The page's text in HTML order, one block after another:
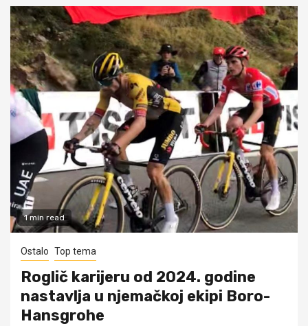
1 min read
Ostalo Top tema
Roglič karijeru od 2024. godine
nastavlja u njemačkoj ekipi Boro-
Hansgrohe